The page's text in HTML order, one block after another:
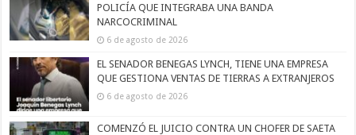
POLICÍA QUE INTEGRABA UNA BANDA
NARCOCRIMINAL
6 de agosto de 2026
EL SENADOR BENEGAS LYNCH, TIENE UNA EMPRESA
QUE GESTIONA VENTAS DE TIERRAS A EXTRANJEROS
6 de agosto de 2026
COMENZÓ EL JUICIO CONTRA UN CHOFER DE SAETA